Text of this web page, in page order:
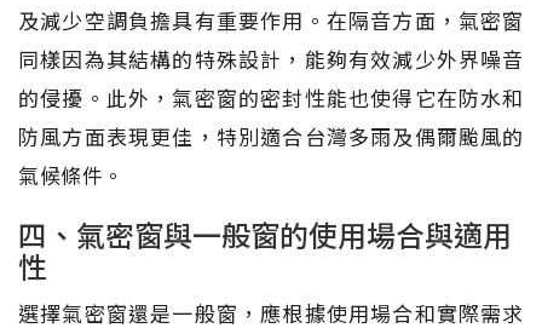
及減少空調負擔具有重要作用。在隔音方面，氣密窗
同樣因為其結構的特殊設計，能夠有效減少外界噪音
的侵擾。此外，氣密窗的密封性能也使得它在防水和
防風方面表現更佳，特別適合台灣多雨及偶爾颱風的
氣候條件。
四、氣密窗與一般窗的使用場合與適用
性
選擇氣密窗還是一般窗，應根據使用場合和實際需求